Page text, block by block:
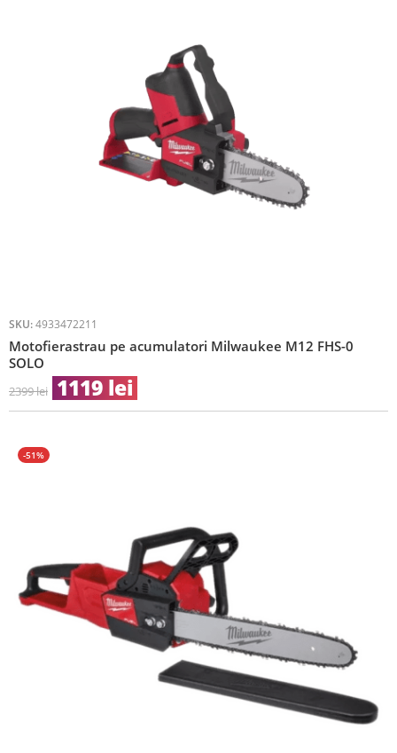
SKU: 4933472211
Motofierastrau pe acumulatori Milwaukee M12 FHS-0
SOLO
2399lei 1119 lei
-51%